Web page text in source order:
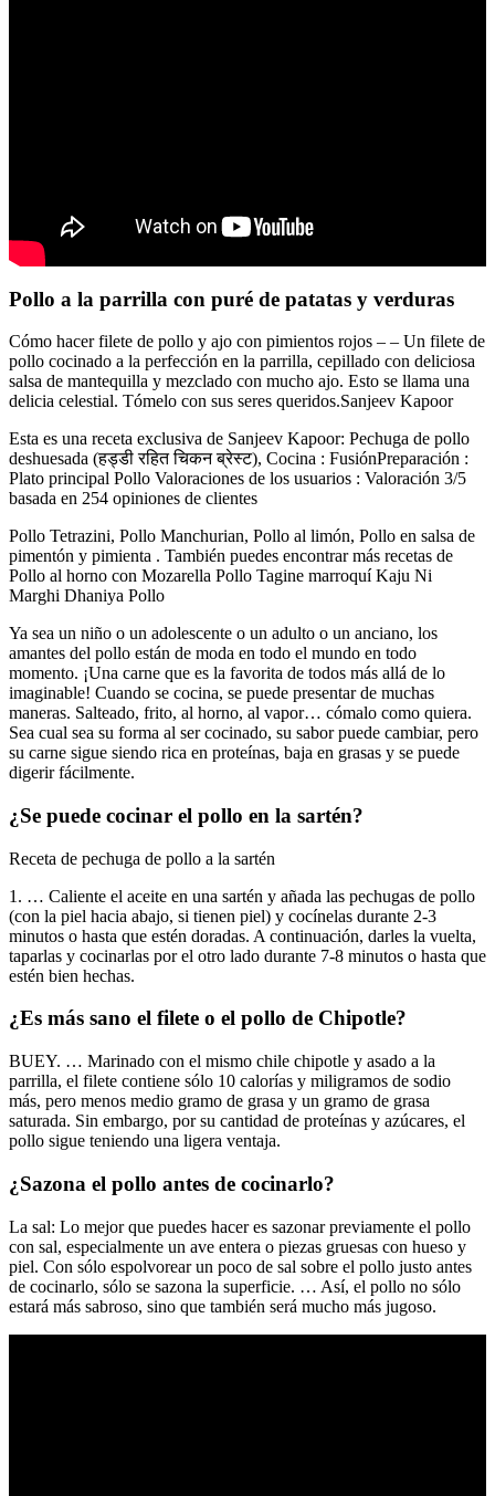
Pollo a la parrilla con puré de patatas y verduras
Cómo hacer filete de pollo y ajo con pimientos rojos – – Un filete de
pollo cocinado a la perfección en la parrilla, cepillado con deliciosa
salsa de mantequilla y mezclado con mucho ajo. Esto se llama una
delicia celestial. Tómelo con sus seres queridos.Sanjeev Kapoor
Esta es una receta exclusiva de Sanjeev Kapoor: Pechuga de pollo
deshuesada (हड्डी रहित चिकन ब्रेस्ट), Cocina : FusiónPreparación :
Plato principal Pollo Valoraciones de los usuarios : Valoración 3/5
basada en 254 opiniones de clientes
Pollo Tetrazini, Pollo Manchurian, Pollo al limón, Pollo en salsa de
pimentón y pimienta . También puedes encontrar más recetas de
Pollo al horno con Mozarella Pollo Tagine marroquí Kaju Ni
Marghi Dhaniya Pollo
Ya sea un niño o un adolescente o un adulto o un anciano, los
amantes del pollo están de moda en todo el mundo en todo
momento. ¡Una carne que es la favorita de todos más allá de lo
imaginable! Cuando se cocina, se puede presentar de muchas
maneras. Salteado, frito, al horno, al vapor… cómalo como quiera.
Sea cual sea su forma al ser cocinado, su sabor puede cambiar, pero
su carne sigue siendo rica en proteínas, baja en grasas y se puede
digerir fácilmente.
¿Se puede cocinar el pollo en la sartén?
Receta de pechuga de pollo a la sartén
1. … Caliente el aceite en una sartén y añada las pechugas de pollo
(con la piel hacia abajo, si tienen piel) y cocínelas durante 2-3
minutos o hasta que estén doradas. A continuación, darles la vuelta,
taparlas y cocinarlas por el otro lado durante 7-8 minutos o hasta que
estén bien hechas.
¿Es más sano el filete o el pollo de Chipotle?
BUEY. … Marinado con el mismo chile chipotle y asado a la
parrilla, el filete contiene sólo 10 calorías y miligramos de sodio
más, pero menos medio gramo de grasa y un gramo de grasa
saturada. Sin embargo, por su cantidad de proteínas y azúcares, el
pollo sigue teniendo una ligera ventaja.
¿Sazona el pollo antes de cocinarlo?
La sal: Lo mejor que puedes hacer es sazonar previamente el pollo
con sal, especialmente un ave entera o piezas gruesas con hueso y
piel. Con sólo espolvorear un poco de sal sobre el pollo justo antes
de cocinarlo, sólo se sazona la superficie. … Así, el pollo no sólo
estará más sabroso, sino que también será mucho más jugoso.